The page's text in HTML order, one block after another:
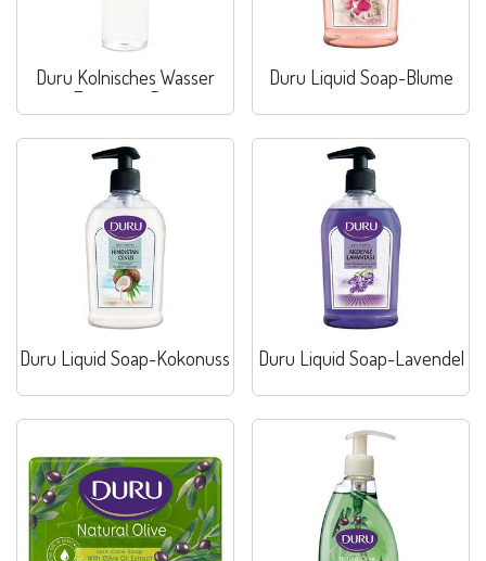
Duru Kolnisches Wasser
Zitrone in Pet
Duru Liquid Soap-Blume
Duru Liquid Soap-Kokonuss Duru Liquid Soap-Lavendel